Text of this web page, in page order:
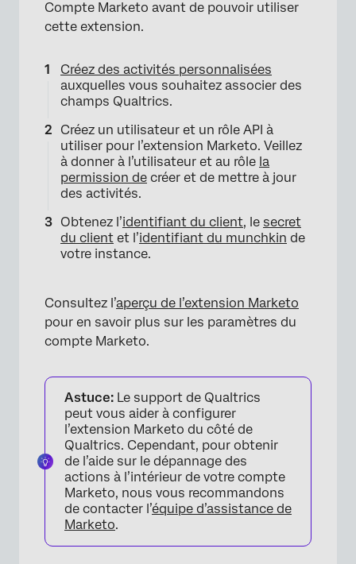
Compte Marketo avant de pouvoir utiliser
cette extension.
Créez des activités personnalisées
auxquelles vous souhaitez associer des
champs Qualtrics.
Créez un utilisateur et un rôle API à
utiliser pour l’extension Marketo. Veillez
à donner à l’utilisateur et au rôle la
permission de créer et de mettre à jour
des activités.
Obtenez l’identifiant du client, le secret
du client et l’identifiant du munchkin de
votre instance.
Consultez l’aperçu de l’extension Marketo
pour en savoir plus sur les paramètres du
compte Marketo.
Astuce: Le support de Qualtrics
peut vous aider à configurer
l’extension Marketo du côté de
Qualtrics. Cependant, pour obtenir
de l’aide sur le dépannage des
actions à l’intérieur de votre compte
Marketo, nous vous recommandons
de contacter l’équipe d’assistance de
Marketo.